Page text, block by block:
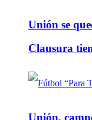
Unión se
Clausura